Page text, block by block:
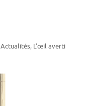
Actualités, L’œil averti